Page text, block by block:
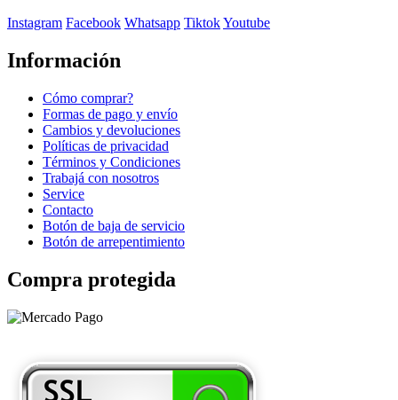
Instagram Facebook Whatsapp TiktokYoutube
Información
Cómo comprar?
Formas de pago y envío
Cambios y devoluciones
Políticas de privacidad
Términos y Condiciones
Trabajá con nosotros
Service
Contacto
Botón de baja de servicio
Botón de arrepentimiento
Compra protegida